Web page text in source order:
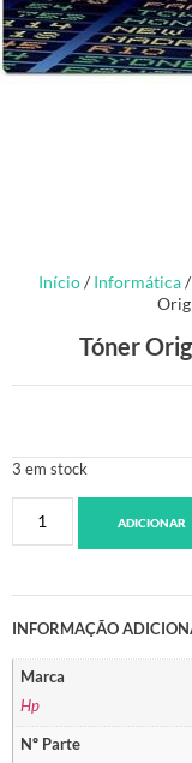
Início/ Informática/
Tóner
3 em stock
ADICIONAR
INFORMAÇÃO
Marca
Hp
Nº Parte